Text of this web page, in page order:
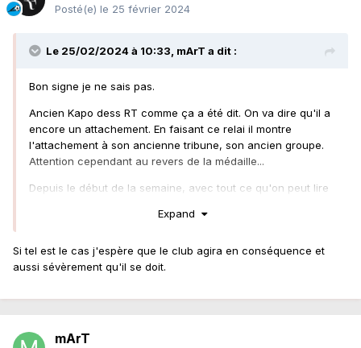
Posté(e) le 25 février 2024
Le 25/02/2024 à 10:33, mArT a dit :
Bon signe je ne sais pas.
Ancien Kapo dess RT comme ça a été dit. On va dire qu'il a
encore un attachement. En faisant ce relai il montre
l'attachement à son ancienne tribune, son ancien groupe.
Attention cependant au revers de la médaille...
Depuis le début de la semaine, avec tout ce qu'on peut lire
suis persuadé que le match n'ira malheureusement pas à
J'espère me tromper
Expand
Si tel est le cas j'espère que le club agira en conséquence et
aussi sévèrement qu'il se doit.
mArT